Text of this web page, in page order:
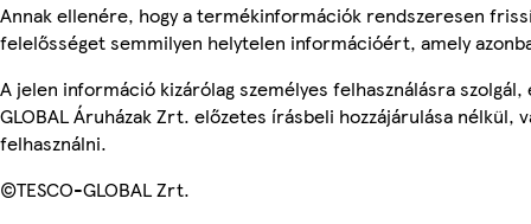
Annak ellenére, hogy a termékinformációk rendszeresen
felelősséget semmilyen helytelen információért, amely
A jelen információ kizárólag személyes felhasználásra
GLOBAL Áruházak Zrt. előzetes írásbeli hozzájárulása
felhasználni.
©TESCO-GLOBAL Zrt.